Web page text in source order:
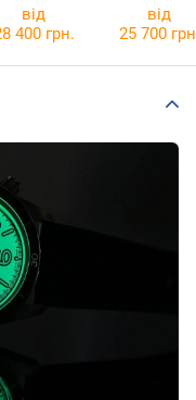
91.00
Powermatic
від
400 грн.
від
25 700